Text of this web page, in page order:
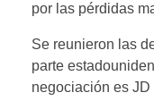
por las pérdidas
Se reunieron las
parte
negociación es